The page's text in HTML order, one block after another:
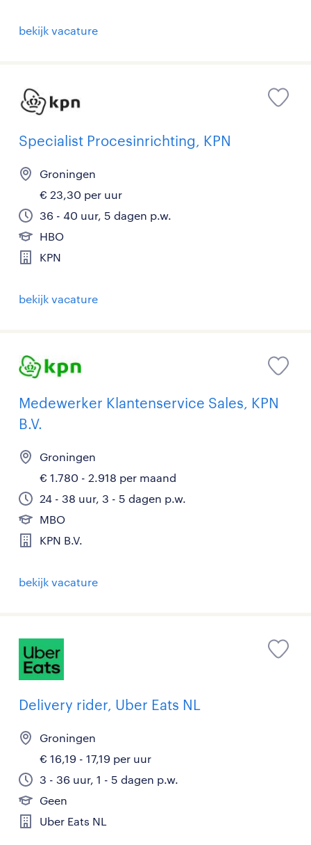
bekijk vacature
Specialist Procesinrichting, KPN
Groningen
€ 23,30 per uur
36 - 40 uur, 5 dagen p.w.
HBO
KPN
bekijk vacature
Medewerker Klantenservice Sales, KPN
B.V.
Groningen
€ 1.780 - 2.918 per maand
24 - 38 uur, 3 - 5 dagen p.w.
MBO
KPN B.V.
bekijk vacature
Delivery rider, Uber Eats NL
Groningen
€ 16,19 - 17,19 per uur
3 - 36 uur, 1 - 5 dagen p.w.
Geen
Uber Eats NL